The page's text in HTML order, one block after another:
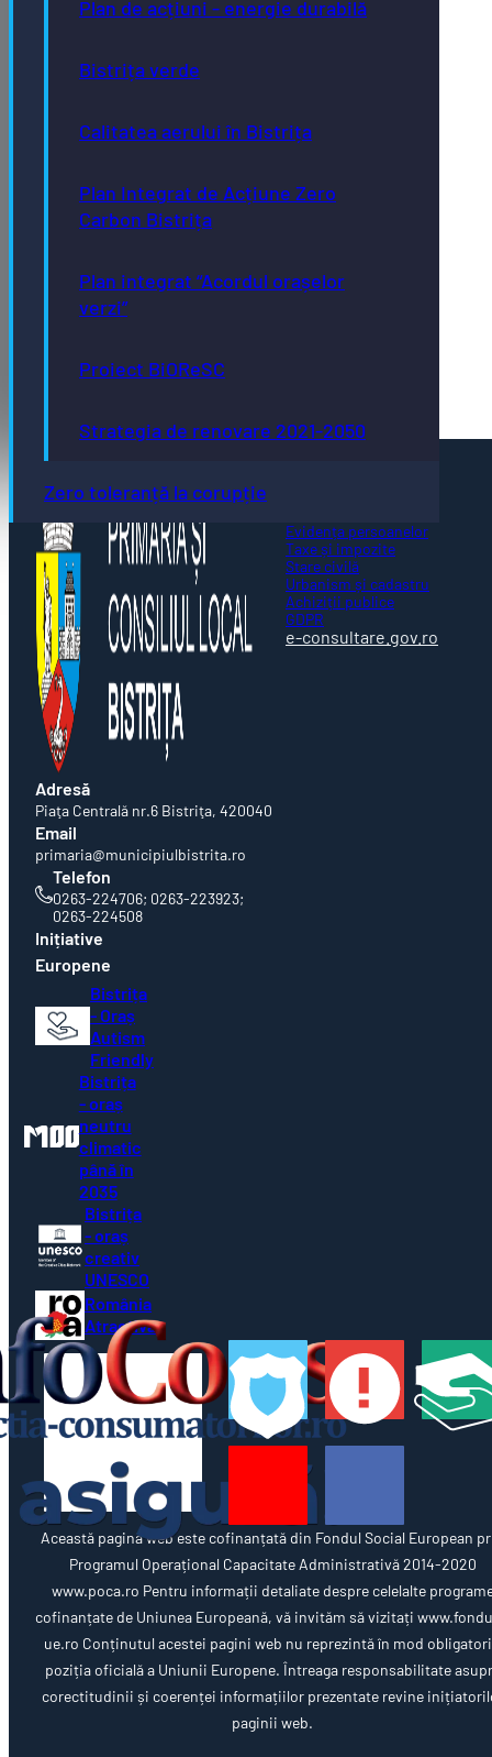
Plan de acțiuni - energie durabilă
Bistrița verde
Calitatea aerului în Bistrița
Plan Integrat de Acțiune Zero
Carbon Bistrița
Plan integrat “Acordul orașelor
verzi”
Proiect BiOReSC
Strategia de renovare 2021-2050
Zero toleranță la corupție
Adresă
Piaţa Centrală nr.6 Bistriţa, 420040
Email
primaria@municipiulbistrita.ro
Telefon
0263-224706; 0263-223923;
0263-224508
Evidența persoanelor
Taxe și impozite
Stare civilă
Urbanism și cadastru
Achiziții publice
GDPR
e-consultare.gov.ro
Inițiative
Europene
Bistrița
- Oraș
Autism
Friendly
Bistrița
- oraș
neutru
climatic
până în
2035
Bistrița
- oraș
creativ
UNESCO
România
Atractivă
Această pagină web este cofinanțată din Fondul Social European
Programul Operațional Capacitate Administrativă 2014-2020
www.poca.ro Pentru informații detaliate despre celelalte
cofinanțate de Uniunea Europeană, vă invităm să vizitați
ue.ro Conținutul acestei pagini web nu reprezintă în mod
poziția oficială a Uniunii Europene. Întreaga responsabilitate
corectitudinii și coerenței informațiilor prezentate revine
paginii web.